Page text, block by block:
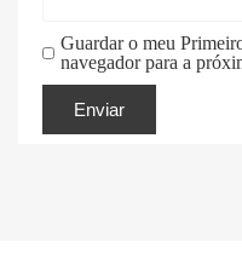
Guardar o meu
navegador para a